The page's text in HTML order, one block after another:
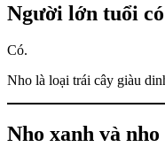
Người lớn tuổi
Có.
Nho là loại trái cây giàu
Nho xanh và